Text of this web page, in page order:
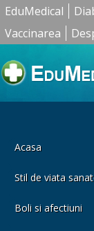
EduMedical
Vaccinarea
Acasa
Stil de viata
Boli si afectiuni